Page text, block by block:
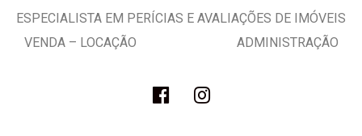
ESPECIALISTA EM PERÍCIAS E AVALIAÇÕES DE IMÓVEIS
VENDA – LOCAÇÃO ADMINISTRAÇÃO